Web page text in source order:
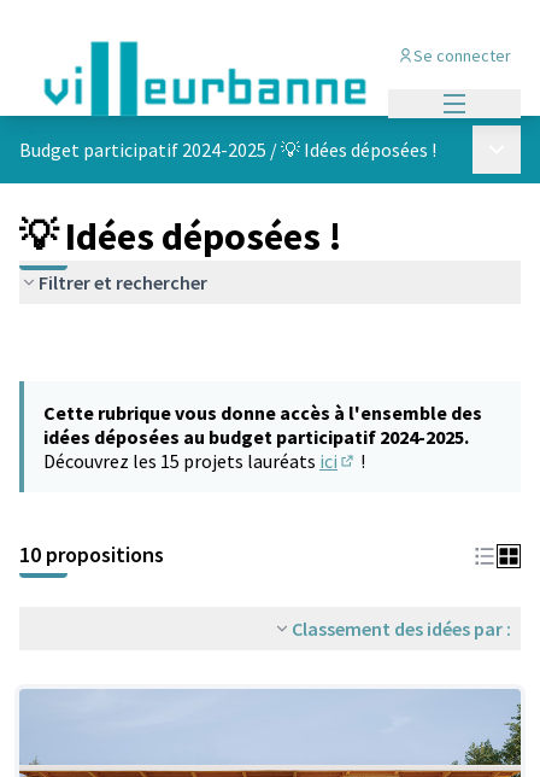
Se connecter
Budget participatif 2024-2025 /💡 Idées déposées !
💡 Idées déposées !
Filtrer et rechercher
Cette rubrique vous donne accès à l'ensemble des
idées déposées au budget participatif 2024-2025.
Découvrez les 15 projets lauréats ici !
10 propositions
Classement des idées par :